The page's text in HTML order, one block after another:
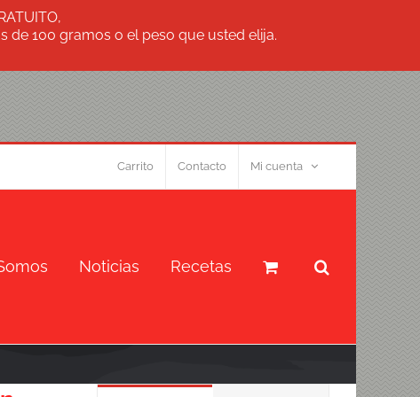
de 100 gramos o el peso que usted elija.
Carrito Contacto Mi cuenta
Noticias Recetas